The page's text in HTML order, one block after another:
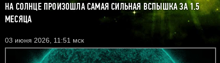
НА СОЛНЦЕ ПРОИЗОШЛА САМАЯ СИЛЬНАЯ ВСПЫШКА ЗА 1.5
МЕСЯЦА
03 июня 2026, 11:51 мск